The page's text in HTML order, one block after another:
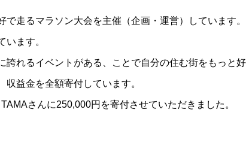
で走るマラソン大会を主催（企画・運営）しています
います。
誇れるイベントがある、ことで自分の住む街をもっと
益金を全額寄付しています。
さんに250,000円を寄付させていただきました。